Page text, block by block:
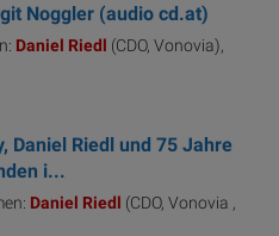
Noggler (audio cd.at)
Daniel Riedl (CDO, Vonovia),
Daniel Riedl und 75 Jahre
i...
Daniel Riedl (CDO, Vonovia ,